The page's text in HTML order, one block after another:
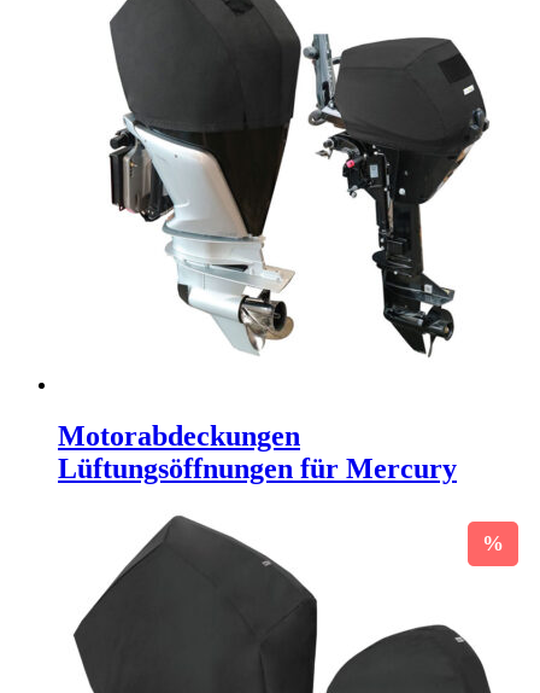
Motorabdeckungen
Lüftungsöffnungen für Mercury